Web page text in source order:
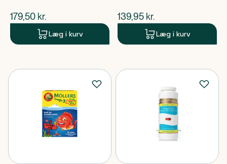
$nuværende pris
179,50 kr.
Læg i kurv
$nuværende pris
139,95 kr.
Læg i kurv